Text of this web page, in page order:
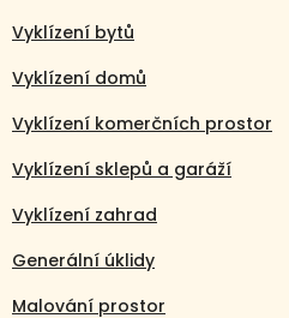
Vyklízení bytů
Vyklízení domů
Vyklízení komerčních prostor
Vyklízení sklepů a garáží
Vyklízení zahrad
Generální úklidy
Malování prostor